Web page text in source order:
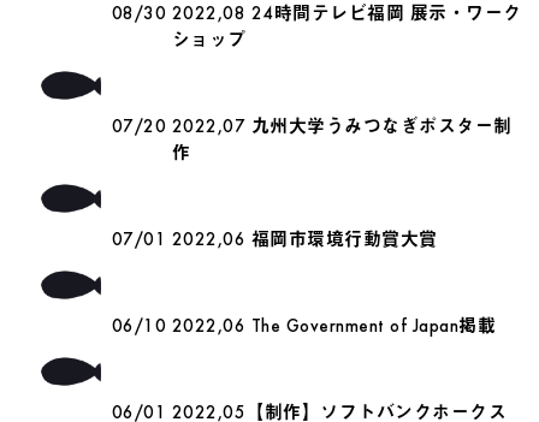
08/30 2022,08 24時間テレビ福岡 展示・ワーク
ショップ
07/20 2022,07 九州大学うみつなぎポスター制
作
07/01 2022,06 福岡市環境行動賞大賞
06/10 2022,06 The Government of Japan掲載
06/01
2022,05【制作】ソフトバンクホークス